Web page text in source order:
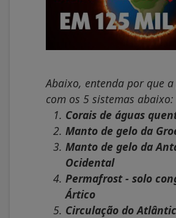
Abaixo, entenda por que
com os 5 sistemas abaixo:
Corais de águas
Manto de gelo da
Manto de gelo da
Ocidental
Permafrost - solo
Ártico
Circulação do